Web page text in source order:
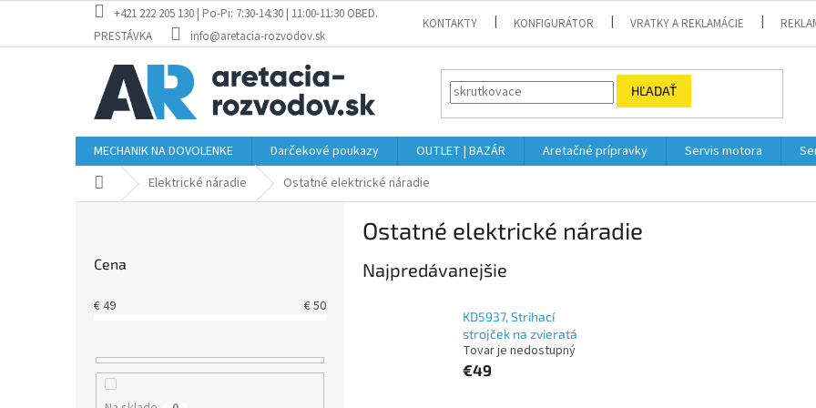
obsah
+421 222 205 130 | Po-Pi: 7:30-14:30 | 11:00-11:30 OBED.
PRESTÁVKA
info@aretacia-rozvodov.sk
KONTAKTY KONFIGURÁTOR VRATKY A REKLAMÁCIE
HĽADAŤ
MECHANIK NA DOVOLENKE Darčekové poukazy OUTLET | BAZÁR Aretačné prípravky Servis motora
DomovElektrické náradie Ostatné elektrické náradie
Cena
€49 €50
Ostatné elektrické náradie
Najpredávanejšie
KD5937, Strihací
strojček na zvieratá
Tovar je nedostupný
€49